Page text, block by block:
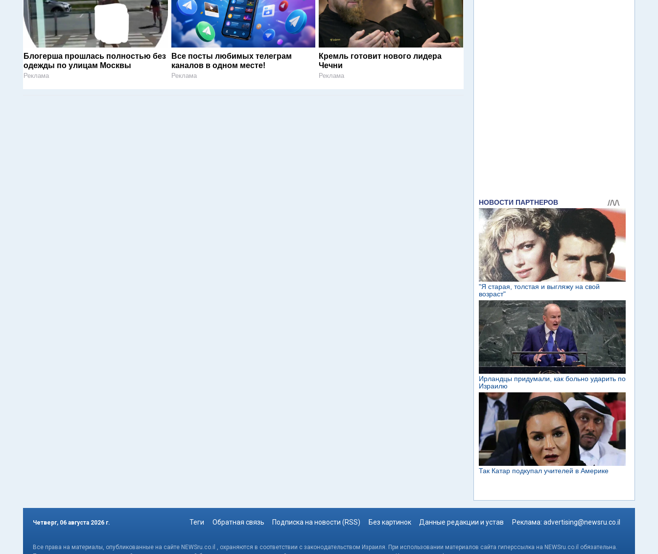
Блогерша прошлась полностью без
одежды по улицам Москвы
Реклама
Все посты любимых телеграм
каналов в одном месте!
Реклама
Кремль готовит нового лидера
Чечни
Реклама
Четверг, 06 августа 2026 г. Теги Обратная связь Подписка на новости (RSS) Без картинок Данные редакции и устав Реклама: advertising@newsru.co.il
Все права на материалы, опубликованные на сайте NEWSru.co.il , охраняются в соответствии с законодательством Израиля. При использовании материалов сайта гиперссылка на NEWSru.co.il обязательна.